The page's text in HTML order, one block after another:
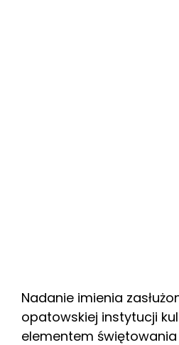
Nadanie imienia
opatowskiej instytucji
elementem